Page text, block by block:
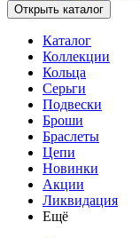
Открыть каталог
Каталог
Коллекции
Кольца
Серьги
Подвески
Броши
Браслеты
Цепи
Новинки
Акции
Ликвидация
Ещё